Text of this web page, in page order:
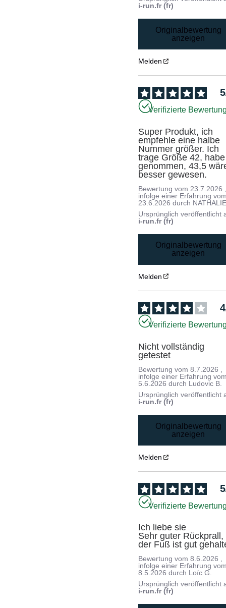
i-run.fr (fr)
Originalbewertung
anzeigen
Melden
5
Verifizierte
Super Produkt, ich
empfehle eine halbe
Nummer größer. Ich
trage Größe 42,
genommen, 43,5
besser gewesen.
Bewertung vom 23.7.2026
infolge einer Erfahrung
23.6.2026 durch
Ursprünglich veröffentlicht
i-run.fr (fr)
Originalbewertung
anzeigen
Melden
4
Verifizierte
Nicht vollständig
getestet
Bewertung vom8.7.2026
infolge einer Erfahrung
5.6.2026 durch Ludovic B.
Ursprünglich veröffentlicht
i-run.fr (fr)
Originalbewertung
anzeigen
Melden
5
Verifizierte
Ich liebe sie
Sehr guter Rückprall,
der Fuß ist gut
Bewertung vom8.6.2026 ,
infolge einer Erfahrung
8.5.2026 durch Loïc G.
Ursprünglich veröffentlicht
i-run.fr (fr)